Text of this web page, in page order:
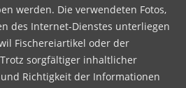
werden. Die verwendeten Fotos,
des Internet-Dienstes unterliegen
Fischereiartikel oder der
sorgfältiger inhaltlicher
Richtigkeit der Informationen